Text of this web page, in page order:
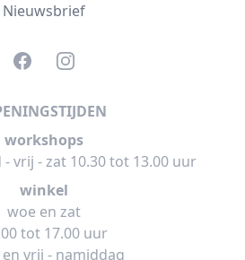
Nieuwsbrief
FacebookInstagram
workshops
vrij - zat 10.30 tot 13.00 uur
winkel
woe en zat
tot 17.00 uur
vrij - namiddag